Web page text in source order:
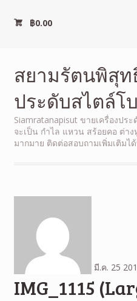
฿0.00
สยามรัตนพิสุท
ประดับสไตล์โ
Siamratanapisut ขายเครื่องป
จะเป็น กำไล แหวน สร้อยคอ ต่า
มากมาย ติดต่อสอบถามเพิ่มเติมไ
มี.ค. 25
IMG_1115